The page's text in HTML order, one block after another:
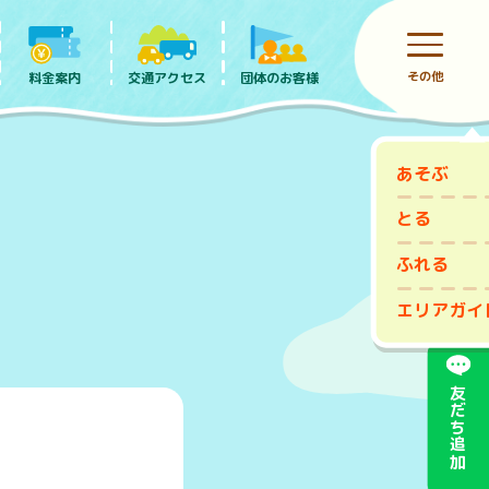
あそぶ
とる
ふれる
エリアガイ
料金案内 交通アクセス 団体のお客様 その他
前売りチケット
友だち追加